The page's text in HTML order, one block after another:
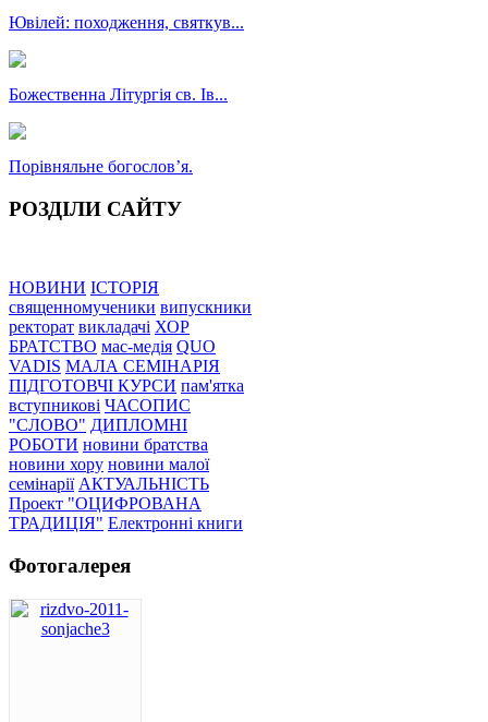
Ювілей: походження, святкув...
Божественна Літургія св. Ів...
Порівняльне богословʼя.
РОЗДІЛИ САЙТУ
НОВИНИ ІСТОРІЯ
священномученики випускники
ректорат викладачі ХОР
БРАТСТВО мас-медія QUO
VADIS МАЛА СЕМІНАРІЯ
ПІДГОТОВЧІ КУРСИ пам'ятка
вступникові ЧАСОПИС
"СЛОВО" ДИПЛОМНІ
РОБОТИ новини братства
новини хору новини малої
семінарії АКТУАЛЬНІСТЬ
Проект "ОЦИФРОВАНА
ТРАДИЦІЯ" Електронні книги
Фотогалерея